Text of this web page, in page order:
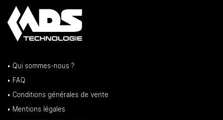
• Qui sommes-nous ?
• FAQ
• Conditions générales de vente
• Mentions légales